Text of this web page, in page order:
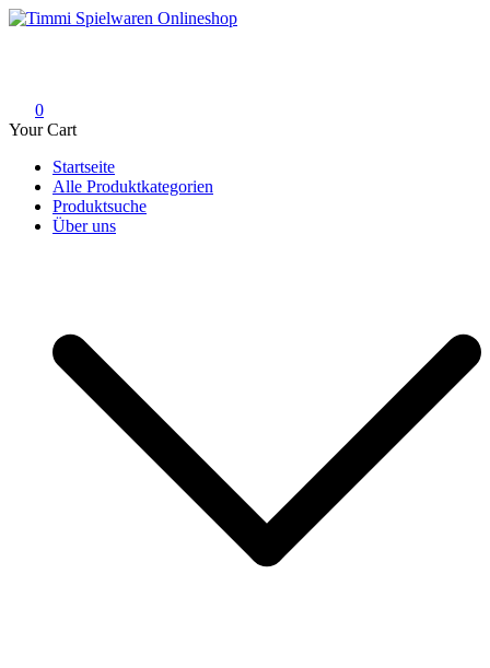
Skip
0
Your Cart
Startseite
Alle Produktkategorien
Produktsuche
Über uns